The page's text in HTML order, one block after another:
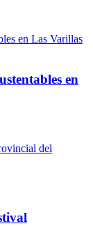
en